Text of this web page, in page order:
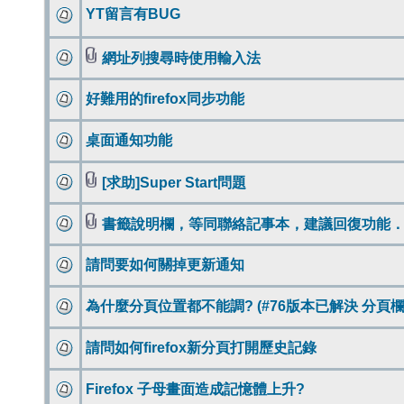
YT留言有BUG
網址列搜尋時使用輸入法
好難用的firefox同步功能
桌面通知功能
[求助]Super Start問題
書籤說明欄，等同聯絡記事本，建議回復功能．
請問要如何關掉更新通知
為什麼分頁位置都不能調? (#76版本已解決 分頁
請問如何firefox新分頁打開歷史記錄
Firefox 子母畫面造成記憶體上升?